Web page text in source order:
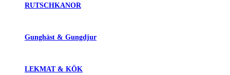
RUTSCHKANOR
Gunghäst & Gungdjur
LEKMAT & KÖK